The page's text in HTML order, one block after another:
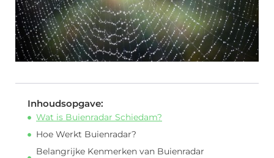
Inhoudsopgave:
Wat is Buienradar Schiedam?
Hoe Werkt Buienradar?
Belangrijke Kenmerken van Buienradar